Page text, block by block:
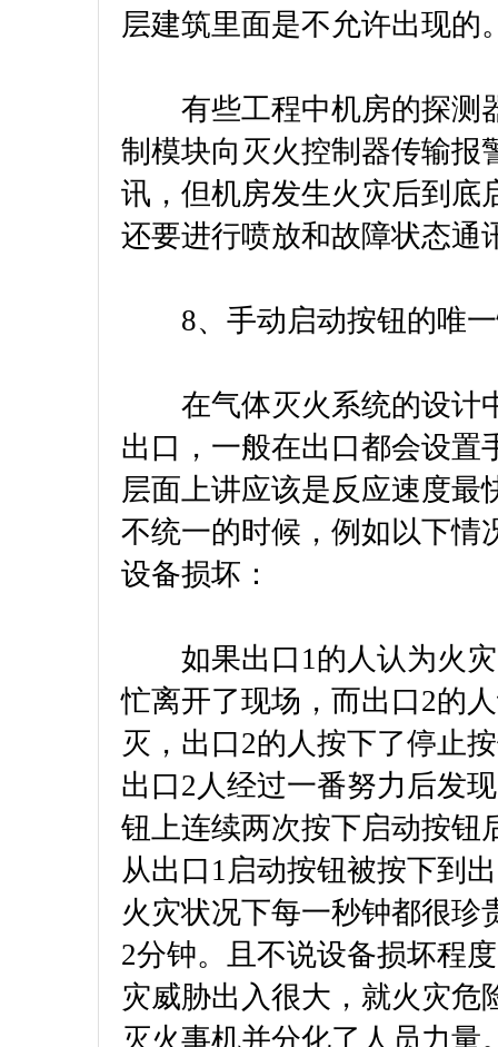
层建筑里面是不允许出现的
有些工程中机房的探测
制模块向灭火控制器传输报
讯，但机房发生火灾后到底
还要进行喷放和故障状态通
8、手动启动按钮的唯
在气体灭火系统的设计
出口，一般在出口都会设置
层面上讲应该是反应速度最
不统一的时候，例如以下情
设备损坏：
如果出口1的人认为火灾
忙离开了现场，而出口2的
灭，出口2的人按下了停止
出口2人经过一番努力后发
钮上连续两次按下启动按钮
从出口1启动按钮被按下到
火灾状况下每一秒钟都很珍
2分钟。且不说设备损坏程
灾威胁出入很大，就火灾危
灭火事机并分化了人员力量